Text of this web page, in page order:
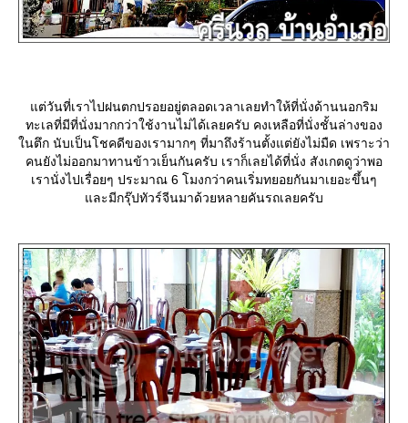
ต่วันที่เราไปฝนตกปรอยอยู่ตลอดเวลาเลยทำให้ที่นั่งด้านนอกริม
ทะเลที่มีที่นั่งมากกว่าใช้งานไม่ได้เลยครับ คงเหลือที่นั่งชั้นล่างของ
นตึก นับเป็นโชคดีของเรามากๆ ที่มาถึงร้านตั้งแต่ยังไม่มืด เพราะว่า
คนยังไม่ออกมาทานข้าวเย็นกันครับ เราก็เลยได้ที่นั่ง สังเกตดูว่าพอ
เรานั่งไปเรื่อยๆ ประมาณ 6 โมงกว่าคนเริ่มทยอยกันมาเยอะขึ้นๆ
ละมีกรุ๊ปทัวร์จีนมาด้วยหลายคันรถเลยครับ